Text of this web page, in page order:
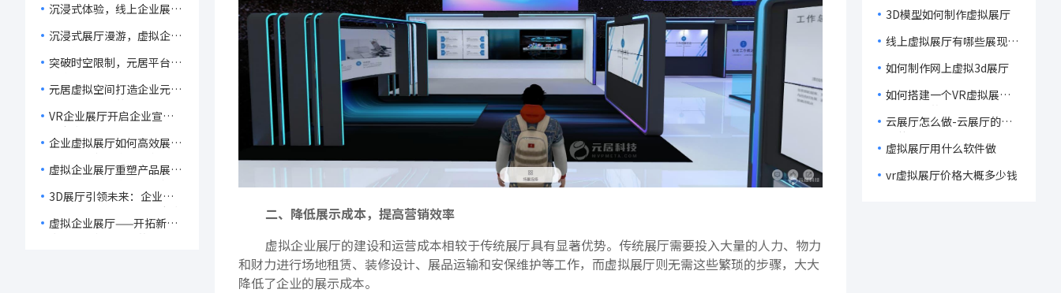
沉浸式体验，线上企业展厅
出？
沉浸式展厅漫游，虚拟企业
突破时空限制，元居平台助
品展示触手可及！
元居虚拟空间打造企业元宇
宙展厅，引领营销新风尚！
VR企业展厅开启企业宣传
与客户体验新纪元，引领数
字化转型潮流
企业虚拟展厅如何高效展示
宽市场影响力
虚拟企业展厅重塑产品展示
型！
3D展厅引领未来：企业如
何通过虚拟展示拉近与客户
的距离，实现双赢？
虚拟企业展厅——开拓新用
二、降低展示成本，提高营销效率
虚拟企业展厅的建设和运营成本相较于传统展厅具有显著优势。传统展厅需要投入大量的人力、物力
和财力进行场地租赁、装修设计、展品运输和安保维护等工作，而虚拟展厅则无需这些繁琐的步骤，大大
降低了企业的展示成本。
3D模型如何制作虚拟展厅
线上虚拟展厅有哪些展现形
如何制作网上虚拟3d展厅
如何搭建一个VR虚拟展厅-
云展厅怎么做-云展厅的应
用范围
虚拟展厅用什么软件做
vr虚拟展厅价格大概多少钱